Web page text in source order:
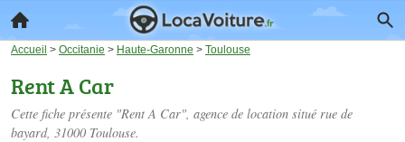
Accueil > Occitanie > Haute-Garonne > Toulouse
Rent A Car
Cette fiche présente "Rent A Car", agence de location situé rue de
bayard, 31000 Toulouse.